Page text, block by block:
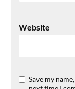
Website
Save my